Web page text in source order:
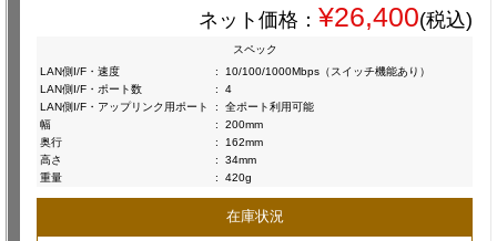
ネット価格： ¥26,400(税込)
スペック
LAN側I/F・速度
:
10/100/1000Mbps（スイッチ機能あり）
LAN側I/F・ポート数
:
4
LAN側I/F・アップリンク用ポート
:
全ポート利用可能
幅
:
200mm
奥行
:
162mm
高さ
:
34mm
重量
: 420g
在庫状況